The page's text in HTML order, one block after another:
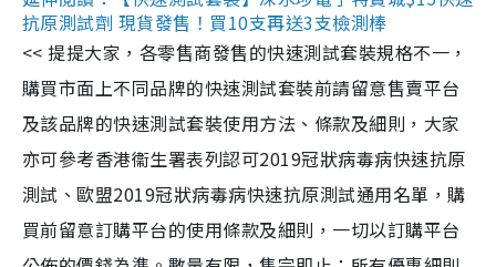
抗原測試劑 現貨發售！買10支再送3支檢測棒
<< 提提大家，各零售商發售的快速測試套裝規格不一，
購買市面上不同品牌的快速測試套裝前請留意售賣平台
及該品牌的快速測試套裝使用方法、條款及細則，大家
亦可參考香港衞生署表列認可2019冠狀病毒病快速抗原
測試、歐盟2019冠狀病毒病快速抗原測試通用名單，購
買前留意訂購平台的使用條款及細則，一切以訂購平台